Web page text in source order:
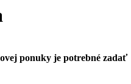
ponuky je potrebné zadať